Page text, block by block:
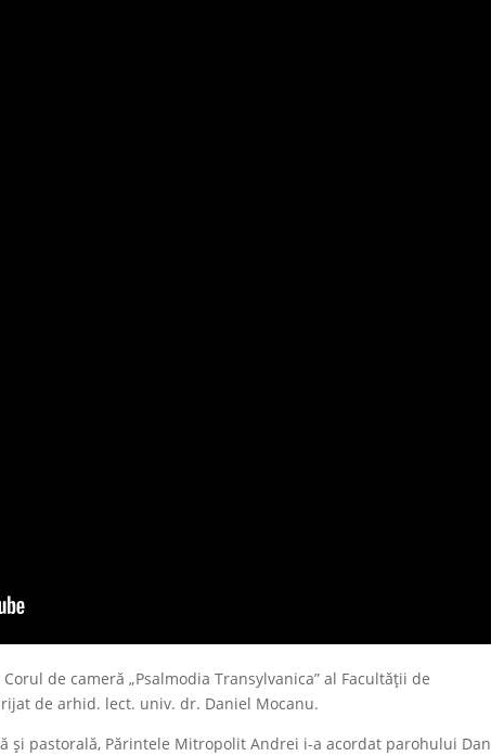
de cameră „Psalmodia Transylvanica” al Facultăţii de
de arhid. lect. univ. dr. Daniel Mocanu.
și pastorală, Părintele Mitropolit Andrei i-a acordat parohului Dan